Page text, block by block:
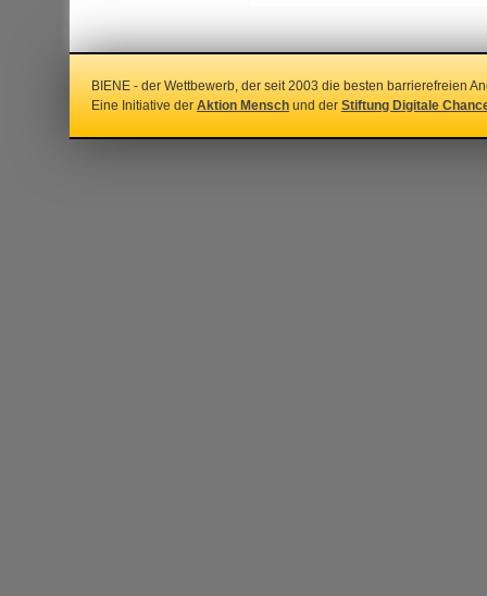
BIENE - der Wettbewerb, der seit 2003 die besten barrierefreien
Eine Initiative der Aktion Mensch und der Stiftung Digitale